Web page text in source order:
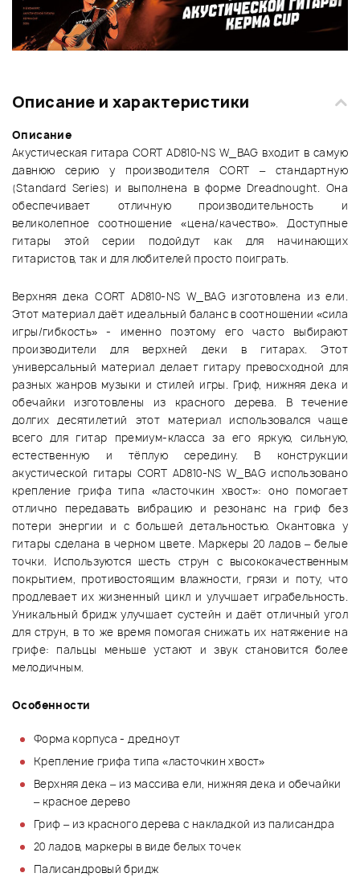
Описание и характеристики
Описание
Акустическая гитара CORT AD810-NS W_BAG входит в самую
давнюю серию у производителя CORT – стандартную
(Standard Series) и выполнена в форме Dreadnought. Она
обеспечивает отличную производительность и
великолепное соотношение «цена/качество». Доступные
гитары этой серии подойдут как для начинающих
гитаристов, так и для любителей просто поиграть.
Верхняя дека CORT AD810-NS W_BAG изготовлена из ели.
Этот материал даёт идеальный баланс в соотношении «сила
игры/гибкость» - именно поэтому его часто выбирают
производители для верхней деки в гитарах. Этот
универсальный материал делает гитару превосходной для
разных жанров музыки и стилей игры. Гриф, нижняя дека и
обечайки изготовлены из красного дерева. В течение
долгих десятилетий этот материал использовался чаще
всего для гитар премиум-класса за его яркую, сильную,
естественную и тёплую середину. В конструкции
акустической гитары CORT AD810-NS W_BAG использовано
крепление грифа типа «ласточкин хвост»: оно помогает
отлично передавать вибрацию и резонанс на гриф без
потери энергии и с большей детальностью. Окантовка у
гитары сделана в черном цвете. Маркеры 20 ладов – белые
точки. Используются шесть струн с высококачественным
покрытием, противостоящим влажности, грязи и поту, что
продлевает их жизненный цикл и улучшает играбельность.
Уникальный бридж улучшает сустейн и даёт отличный угол
для струн, в то же время помогая снижать их натяжение на
грифе: пальцы меньше устают и звук становится более
мелодичным.
Особенности
Форма корпуса - дредноут
Крепление грифа типа «ласточкин хвост»
Верхняя дека – из массива ели, нижняя дека и обечайки
– красное дерево
Гриф – из красного дерева с накладкой из палисандра
20 ладов, маркеры в виде белых точек
Палисандровый бридж